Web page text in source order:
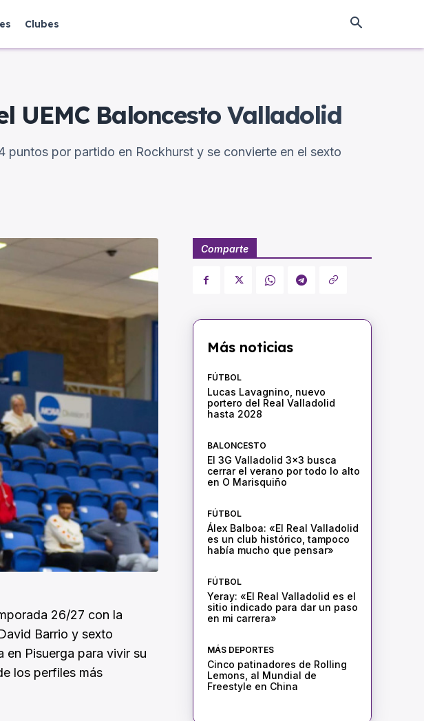
Clubes
UEMC Baloncesto Valladolid
por partido en Rockhurst y se convierte en el sexto
26/27 con la
Barrio y sexto
en Pisuerga para vivir su
los perfiles más
Comparte
Más noticias
FÚTBOL
Lucas Lavagnino, nuevo
portero del Real Valladolid
hasta 2028
BALONCESTO
El 3G Valladolid 3×3 busca
cerrar el verano por todo lo alto
en O Marisquiño
FÚTBOL
Álex Balboa: «El Real Valladolid
es un club histórico, tampoco
había mucho que pensar»
FÚTBOL
Yeray: «El Real Valladolid es el
sitio indicado para dar un paso
en mi carrera»
MÁS DEPORTES
Cinco patinadores de Rolling
Lemons, al Mundial de
Freestyle en China